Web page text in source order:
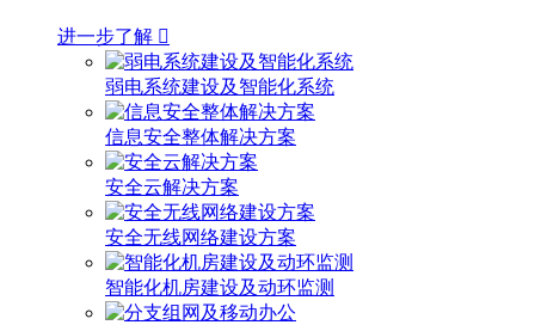
进一步了解 
弱电系统建设及智能化系统
信息安全整体解决方案
安全云解决方案
安全无线网络建设方案
智能化机房建设及动环监测